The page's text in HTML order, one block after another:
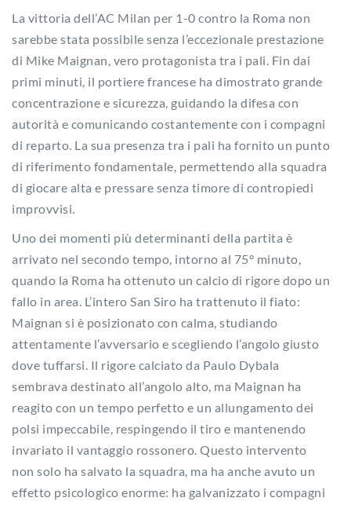
La vittoria dell’AC Milan per 1-0 contro la Roma non
sarebbe stata possibile senza l’eccezionale prestazione
di Mike Maignan, vero protagonista tra i pali. Fin dai
primi minuti, il portiere francese ha dimostrato grande
concentrazione e sicurezza, guidando la difesa con
autorità e comunicando costantemente con i compagni
di reparto. La sua presenza tra i pali ha fornito un punto
di riferimento fondamentale, permettendo alla squadra
di giocare alta e pressare senza timore di contropiedi
improvvisi.
Uno dei momenti più determinanti della partita è
arrivato nel secondo tempo, intorno al 75° minuto,
quando la Roma ha ottenuto un calcio di rigore dopo un
fallo in area. L’intero San Siro ha trattenuto il fiato:
Maignan si è posizionato con calma, studiando
attentamente l’avversario e scegliendo l’angolo giusto
dove tuffarsi. Il rigore calciato da Paulo Dybala
sembrava destinato all’angolo alto, ma Maignan ha
reagito con un tempo perfetto e un allungamento dei
polsi impeccabile, respingendo il tiro e mantenendo
invariato il vantaggio rossonero. Questo intervento
non solo ha salvato la squadra, ma ha anche avuto un
effetto psicologico enorme: ha galvanizzato i compagni